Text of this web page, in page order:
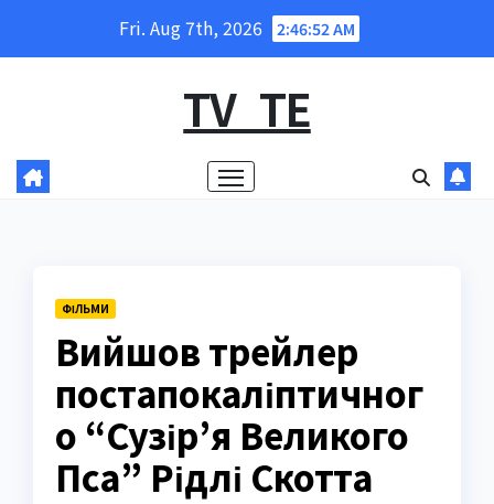
Fri. Aug 7th, 2026 2:46:53 AM
TV_TE
ФІЛЬМИ
Вийшов трейлер
постапокаліптичног
о “Сузір’я Великого
Пса” Рідлі Скотта